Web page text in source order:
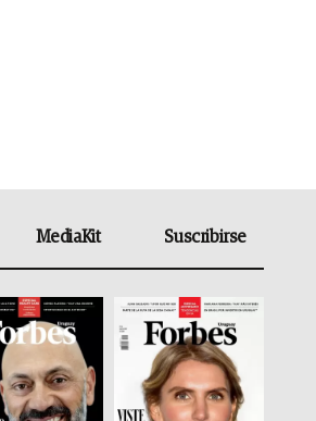
MediaKit Suscribirse